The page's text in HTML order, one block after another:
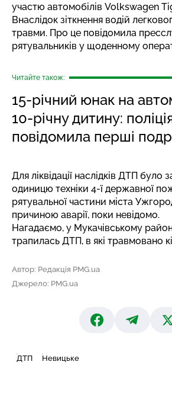
участю автомобілів Volkswagen
Внаслідок зіткнення водій
травми. Про це повідомила
рятувальників у щоденному
Читайте також:
15-річний юнак на
10-річну дитину:
повідомила перші
Для ліквідації наслідків ДТП було
одиницю техніки 4-ї державної
рятувальної частини міста
причиною аварії, поки невідомо.
Нагадаємо, у Мукачівському
трапилась ДТП, в які травмовано
Автор: Редакція PMG.ua
Джерело: PMG.ua
ДТП Невицьке